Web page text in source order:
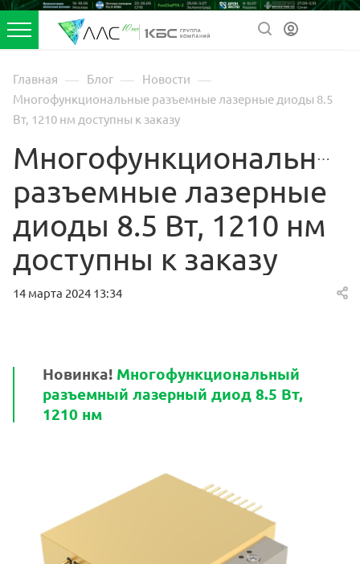
Главная — Блог — Новости —
Многофункциональные разъемные лазерные диоды 8.5
Вт, 1210 нм доступны к заказу
Многофункциональные
разъемные лазерные
диоды 8.5 Вт, 1210 нм
доступны к заказу
14 марта 2024 13:34
Новинка! Многофункциональный
разъемный лазерный диод 8.5 Вт,
1210 нм